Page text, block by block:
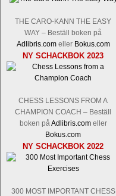
THE CARO-KANN THE EASY
WAY – Beställ boken på
Adlibris.comeller Bokus.com
NY SCHACKBOK 2023
CHESS LESSONS FROM A
CHAMPION COACH – Beställ
boken påAdlibris.comeller
Bokus.com
NY SCHACKBOK 2022
300 MOST IMPORTANT CHESS